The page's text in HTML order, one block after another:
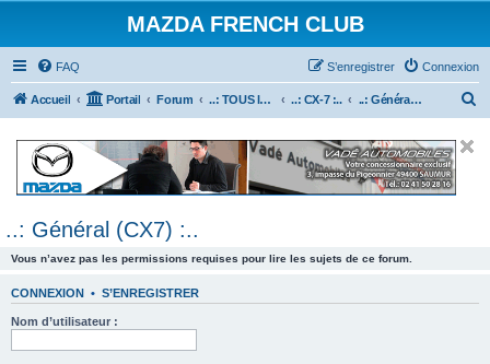
MAZDA FRENCH CLUB
FAQ Connexion
S’enregistrer
Accueil Portail Forum ..: TOUS les Véhicules MAZDA :.. ..: CX-7 :.. ..: Général (CX7) :..
e
..: Général (CX7) :..
Vous n’avez pas les permissions requises pour lire les sujets de ce forum.
CONNEXION • S’ENREGISTRER
Nom d’utilisateur :